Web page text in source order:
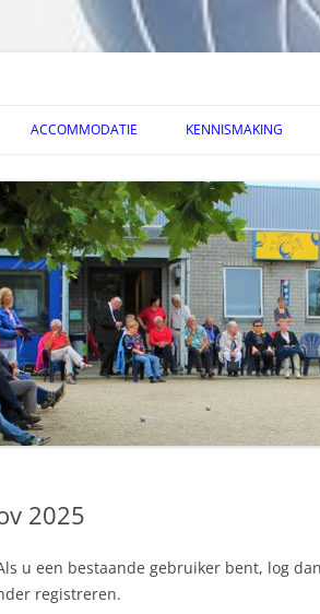
2026
2025
2025
2025
TOERNOOI 29-06-25
2024
2024
2024
ACCOMMODATIE
> BEREIKBAARHEID
KENNISMAKING
> HOE SPEL IK
> SPELREGELS
> NUTTIGE LINKS
2025
u een bestaande gebruiker bent, log
registreren.